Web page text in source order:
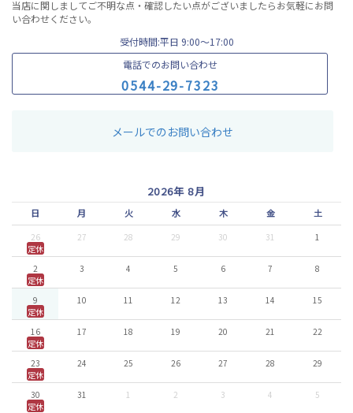
当店に関しましてご不明な点・確認したい点がございましたらお気軽にお問
い合わせください。
受付時間:平日 9:00〜17:00
電話でのお問い合わせ
0544-29-7323
メールでのお問い合わせ
2026年 8月
日 月 火 水 木 金 土
26 27 28 29 30 31
1
定休
2
3 4 5 6 7
8
定休
9
10 11 12 13 14
15
定休
16
17 18 19 20 21
22
定休
23
24 25 26 27 28
29
定休
30
31 1 2 3 4
5
定休